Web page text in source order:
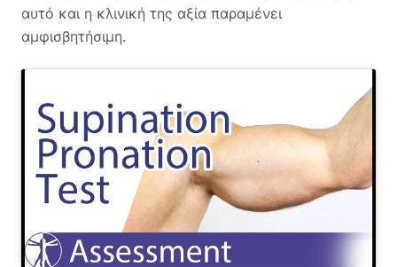
αυτό και η κλινική της αξία παραμένει
αμφισβητήσιμη.